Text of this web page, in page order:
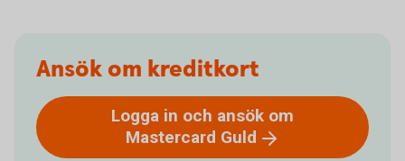
Ansök om kreditkort
Logga in och ansök om
Mastercard Guld